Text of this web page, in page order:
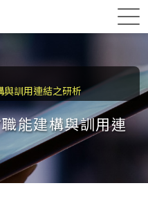
與訓用連結之研析
能建構與訓用連